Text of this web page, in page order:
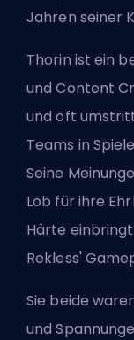
Jahren seiner
Thorin ist ein
und Content
und oft
Teams in
Seine
Lob für ihre
Härte
Rekless'
Sie beide
und